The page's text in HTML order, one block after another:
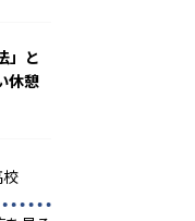
」と
休憩